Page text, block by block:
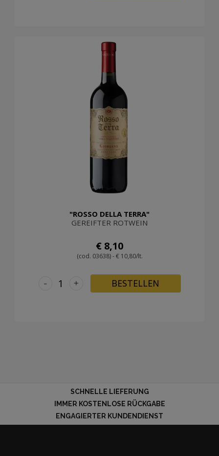
"ROSSO DELLA TERRA"
GEREIFTER ROTWEIN
€ 8,10
(cod. 03638) - € 10,80/lt.
+
- BESTELLEN
SCHNELLE LIEFERUNG
IMMER KOSTENLOSE RÜCKGABE
ENGAGIERTER KUNDENDIENST